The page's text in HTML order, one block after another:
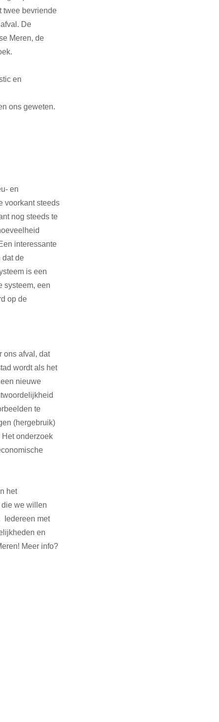
twee bevriende
De
Meren, de
en
ons geweten.
en
voorkant steeds
nog steeds te
interessante
dat de
is een
systeem, een
op de
ons afval, dat
wordt als het
nieuwe
te
(hergebruik)
onderzoek
het
we willen
Iedereen met
en
Meer info?